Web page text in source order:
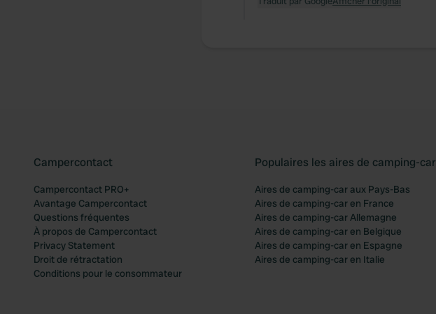
Campercontact
Campercontact PRO+
Avantage Campercontact
Questions fréquentes
À propos de Campercontact
Privacy Statement
Droit de rétractation
Conditions pour le consommateur
Populaires les aires de camping-car
Aires de camping-car aux Pays-Bas
Aires de camping-car en France
Aires de camping-car Allemagne
Aires de camping-car en Belgique
Aires de camping-car en Espagne
Aires de camping-car en Italie